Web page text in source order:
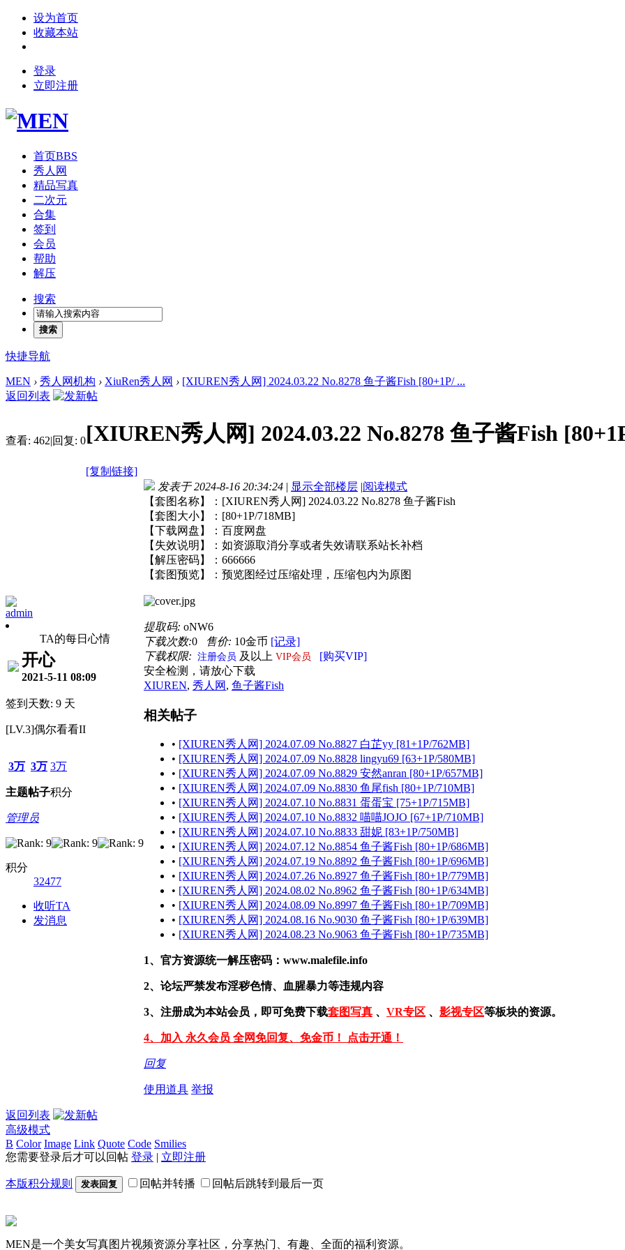
设为首页
收藏本站
登录
立即注册
首页BBS
秀人网
精品写真
二次元
合集
签到
会员
帮助
解压
搜索
搜索
快捷导航
MEN › 秀人网机构 › XiuRen秀人网 › [XIUREN秀人网] 2024.03.22 No.8278 鱼子酱Fish [80+1P/ ...
返回列表
查看: 462|回复: 0[XIUREN秀人网] 2024.03.22 No.8278 鱼子酱Fish
[复制链接]
admin
TA的每日心情
开心
2021-5-11 08:09
签到天数: 9 天
[LV.3]偶尔看看II
3万
主题
3万
帖子
3万
积分
管理员
积分
32477
收听TA
发消息
发表于 2024-8-16 20:34:24 | 显示全部楼层 |阅读模式
【套图名称】：[XIUREN秀人网] 2024.03.22 No.8278 鱼子酱Fish
【套图大小】：[80+1P/718MB]
【下载网盘】：百度网盘
【失效说明】：如资源取消分享或者失效请联系站长补档
【解压密码】：666666
【套图预览】：预览图经过压缩处理，压缩包内为原图
提取码: oNW6
下载次数:0 售价: 10金币 [记录]
下载权限: 注册会员 及以上 VIP会员
[购买VIP]
安全检测，请放心下载
XIUREN, 秀人网 , 鱼子酱Fish
相关帖子
• [XIUREN秀人网] 2024.07.09 No.8827 白芷yy [81+1P/762MB]
• [XIUREN秀人网] 2024.07.09 No.8828 lingyu69 [63+1P/580MB]
• [XIUREN秀人网] 2024.07.09 No.8829 安然anran [80+1P/657MB]
• [XIUREN秀人网] 2024.07.09 No.8830 鱼尾fish [80+1P/710MB]
• [XIUREN秀人网] 2024.07.10 No.8831 蛋蛋宝 [75+1P/715MB]
• [XIUREN秀人网] 2024.07.10 No.8832 喵喵JOJO [67+1P/710MB]
• [XIUREN秀人网] 2024.07.10 No.8833 甜妮 [83+1P/750MB]
• [XIUREN秀人网] 2024.07.12 No.8854 鱼子酱Fish [80+1P/686MB]
• [XIUREN秀人网] 2024.07.19 No.8892 鱼子酱Fish [80+1P/696MB]
• [XIUREN秀人网] 2024.07.26 No.8927 鱼子酱Fish [80+1P/779MB]
• [XIUREN秀人网] 2024.08.02 No.8962 鱼子酱Fish [80+1P/634MB]
• [XIUREN秀人网] 2024.08.09 No.8997 鱼子酱Fish [80+1P/709MB]
• [XIUREN秀人网] 2024.08.16 No.9030 鱼子酱Fish [80+1P/639MB]
• [XIUREN秀人网] 2024.08.23 No.9063 鱼子酱Fish [80+1P/735MB]
1、官方资源统一解压密码：www.malefile.info
2、论坛严禁发布淫秽色情、血腥暴力等违规内容
3、注册成为本站会员，即可免费下载套图写真 、 VR专区 、 影视专区等板块的资源。
4、加入 永久会员 全网免回复、免金币！ 点击开通！
回复
使用道具 举报
返回列表
高级模式
B Color Image Link Quote Code Smilies
您需要登录后才可以回帖 登录 | 立即注册
本版积分规则 发表回复 回帖并转播 回帖后跳转到最后一页
MEN是一个美女写真图片视频资源分享社区，分享热门、有趣、全面的福利资源。